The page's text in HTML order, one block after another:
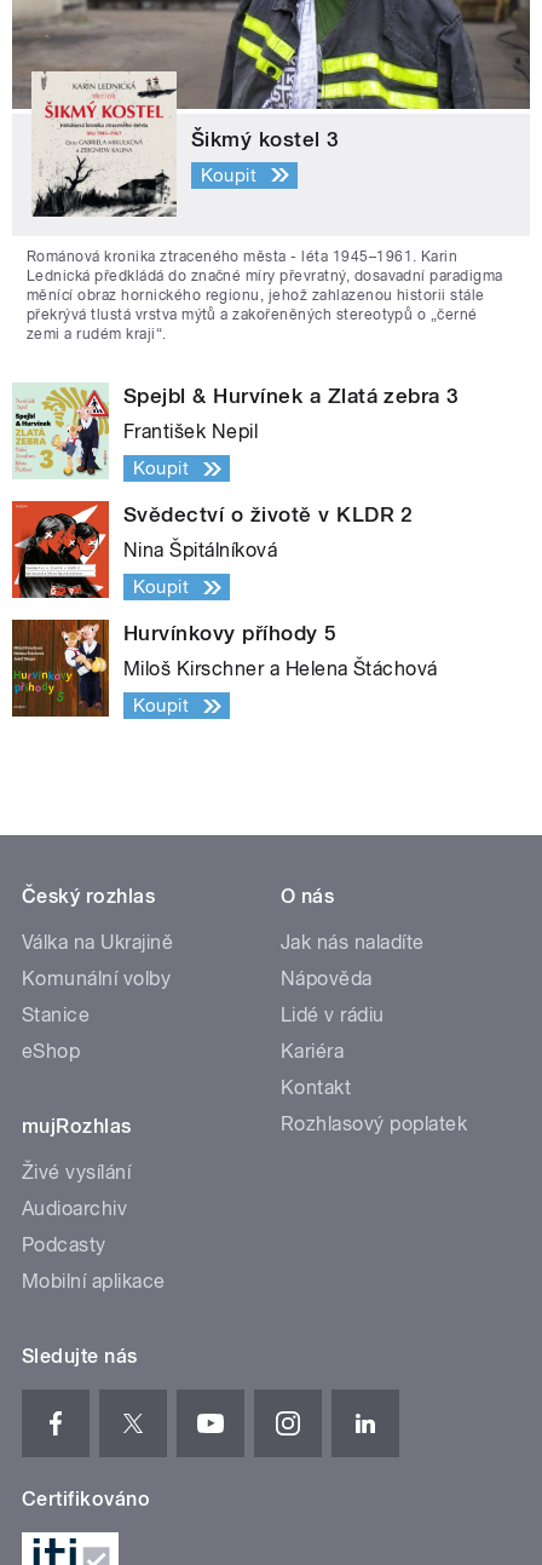
Šikmý kostel 3
Koupit
Románová kronika ztraceného města - léta 1945–1961. Karin
Lednická předkládá do značné míry převratný, dosavadní paradigma
měnící obraz hornického regionu, jehož zahlazenou historii stále
překrývá tlustá vrstva mýtů a zakořeněných stereotypů o „černé
zemi a rudém kraji“.
Spejbl & Hurvínek a Zlatá zebra 3
František Nepil
Koupit
Svědectví o životě v KLDR 2
Nina Špitálníková
Koupit
Hurvínkovy příhody 5
Miloš Kirschner a Helena Štáchová
Koupit
Český rozhlas
Válka na Ukrajině
Komunální volby
Stanice
eShop
mujRozhlas
Živé vysílání
Audioarchiv
Podcasty
Mobilní aplikace
O nás
Jak nás naladíte
Nápověda
Lidé v rádiu
Kariéra
Kontakt
Rozhlasový poplatek
Sledujte nás
Certifikováno